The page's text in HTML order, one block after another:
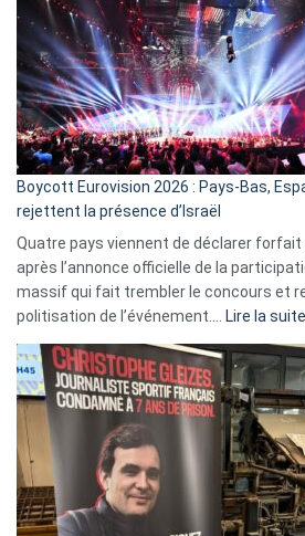
ça
marche
?
Boycott Eurovision 2026 : Pays-Bas,
rejettent la présence d’Israël
Quatre pays viennent de déclarer forfait
après l’annonce officielle de la
massif qui fait trembler le concours et
politisation de l’événement.…
Lire la suite